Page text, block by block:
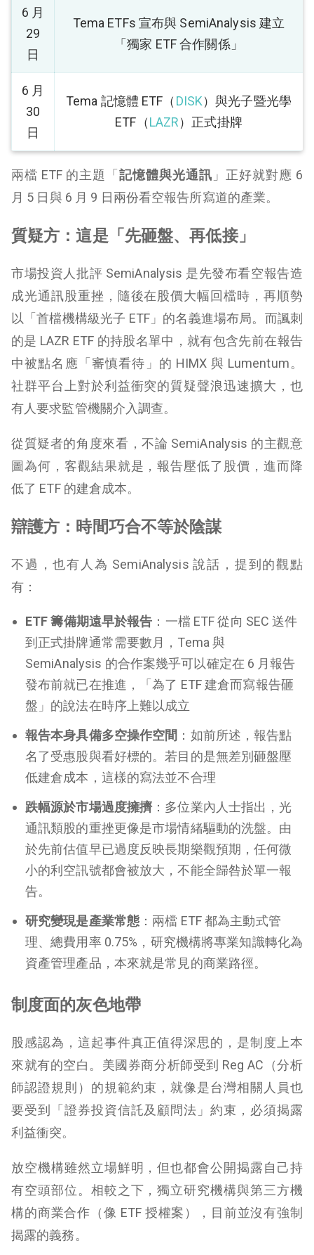
6 月
29
日
Tema ETFs 宣布與 SemiAnalysis 建立
「獨家 ETF 合作關係」
6 月
30
日
Tema 記憶體 ETF（ DISK）與光子暨光學
ETF（LAZR）正式掛牌
兩檔 ETF 的主題「記憶體與光通訊 」正好就對應 6
月 5 日與 6 月 9 日兩份看空報告所寫道的產業。
質疑方：這是「先砸盤、再低接」
市場投資人批評 SemiAnalysis 是先發布看空報告造
成光通訊股重挫，隨後在股價大幅回檔時，再順勢
以「首檔機構級光子 ETF」的名義進場布局。而諷刺
的是 LAZR ETF 的持股名單中，就有包含先前在報告
中被點名應「審慎看待」的 HIMX 與 Lumentum。
社群平台上對於利益衝突的質疑聲浪迅速擴大，也
有人要求監管機關介入調查。
從質疑者的角度來看，不論 SemiAnalysis 的主觀意
圖為何，客觀結果就是，報告壓低了股價，進而降
低了 ETF 的建倉成本。
辯護方：時間巧合不等於陰謀
不過，也有人為 SemiAnalysis 說話，提到的觀點
有：
ETF 籌備期遠早於報告 ：一檔 ETF 從向 SEC 送件
到正式掛牌通常需要數月，Tema 與
SemiAnalysis 的合作案幾乎可以確定在 6 月報告
發布前就已在推進，「為了 ETF 建倉而寫報告砸
盤」的說法在時序上難以成立
報告本身具備多空操作空間 ：如前所述，報告點
名了受惠股與看好標的。若目的是無差別砸盤壓
低建倉成本，這樣的寫法並不合理
跌幅源於市場過度擁擠：多位業內人士指出，光
通訊類股的重挫更像是市場情緒驅動的洗盤。由
於先前估值早已過度反映長期樂觀預期，任何微
小的利空訊號都會被放大，不能全歸咎於單一報
告。
研究變現是產業常態 ：兩檔 ETF 都為主動式管
理、總費用率 0.75%，研究機構將專業知識轉化為
資產管理產品，本來就是常見的商業路徑。
制度面的灰色地帶
股感認為，這起事件真正值得深思的，是制度上本
來就有的空白。美國券商分析師受到 Reg AC（分析
師認證規則）的規範約束，就像是台灣相關人員也
要受到「證券投資信託及顧問法」約束，必須揭露
利益衝突。
放空機構雖然立場鮮明，但也都會公開揭露自己持
有空頭部位。相較之下，獨立研究機構與第三方機
構的商業合作（像 ETF 授權案），目前並沒有強制
揭露的義務。